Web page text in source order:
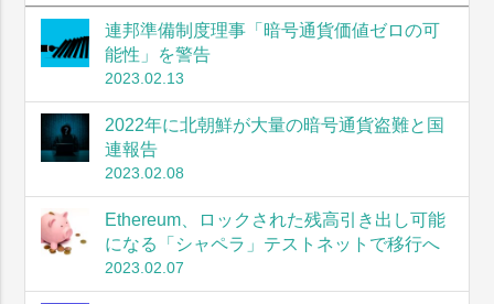
連邦準備制度理事「暗号通貨価値ゼロの可
能性」を警告
2023.02.13
2022年に北朝鮮が大量の暗号通貨盗難と国
連報告
2023.02.08
Ethereum、ロックされた残高引き出し可能
になる「シャペラ」テストネットで移行へ
2023.02.07